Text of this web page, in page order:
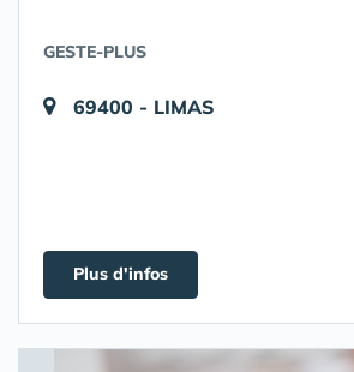
GESTE-PLUS
69400 - LIMAS
Plus d'infos